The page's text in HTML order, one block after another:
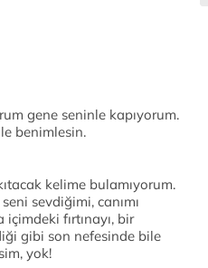
gene seninle kapıyorum.
benimlesin.
kelime bulamıyorum.
sevdiğimi, canımı
fırtınayı, bir
gibi son nefesinde bile
yok!